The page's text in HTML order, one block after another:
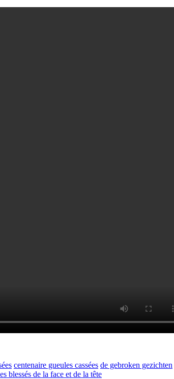
centenaire gueules cassées de gebroken gezichten
blessés de la face et de la tête